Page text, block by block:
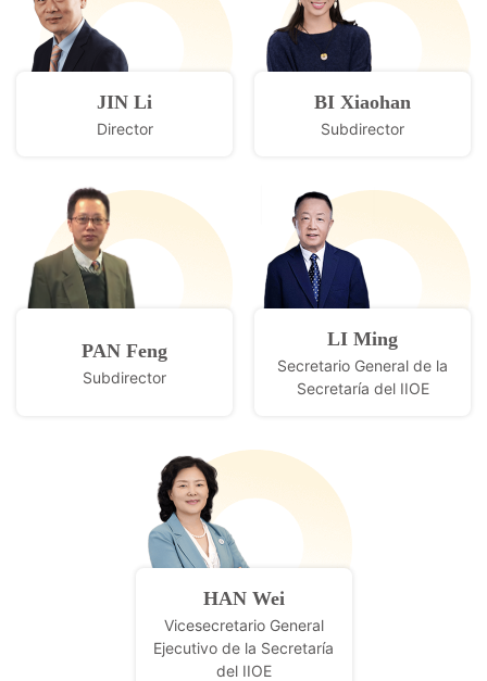
JIN Li
Director
BI Xiaohan
Subdirector
PAN Feng
Subdirector
LI Ming
Secretario General de la
Secretaría del IIOE
HAN Wei
Vicesecretario General
Ejecutivo de la Secretaría
del IIOE